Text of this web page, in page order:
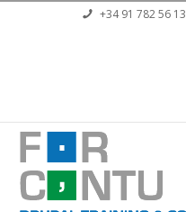
Pasar al contenido principal
+34 91 782 56 13